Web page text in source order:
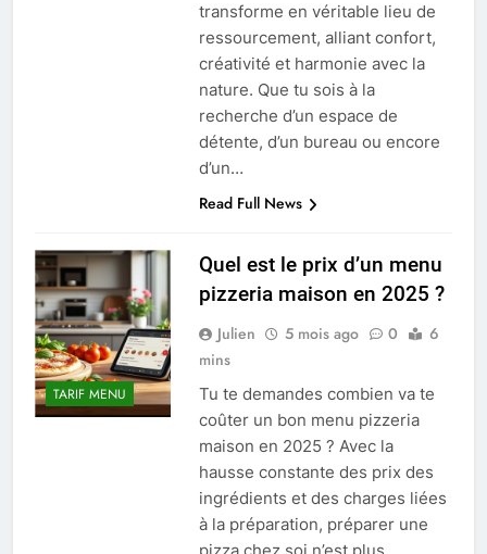
transforme en véritable lieu de
ressourcement, alliant confort,
créativité et harmonie avec la
nature. Que tu sois à la
recherche d’un espace de
détente, d’un bureau ou encore
d’un…
Read Full News
TARIF MENU
Quel est le prix d’un menu
pizzeria maison en 2025 ?
Julien 5 mois ago 0
6
mins
Tu te demandes combien va te
coûter un bon menu pizzeria
maison en 2025 ? Avec la
hausse constante des prix des
ingrédients et des charges liées
à la préparation, préparer une